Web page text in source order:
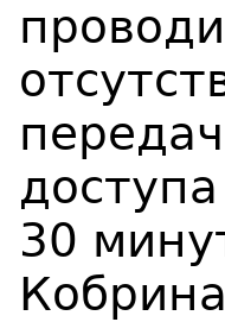
30